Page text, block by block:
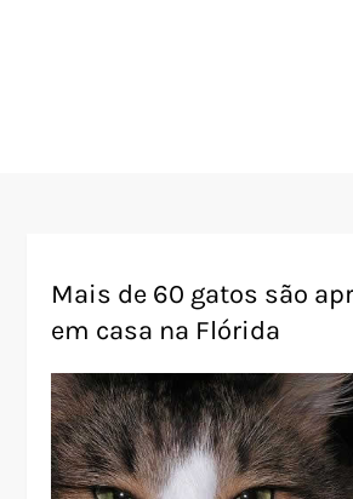
Mais de 60 gatos são
em casa na Flórida